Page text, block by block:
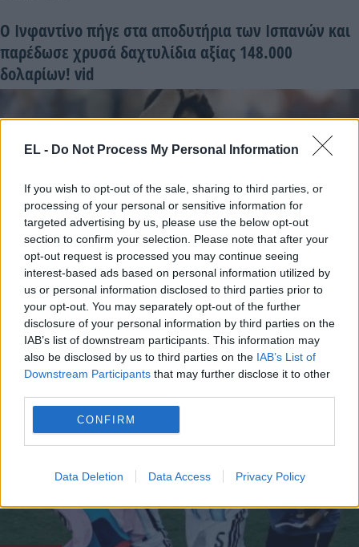
EL - Do Not Process My Personal Information
If you wish to opt-out of the sale, sharing to third parties, or
processing of your personal or sensitive information for
targeted advertising by us, please use the below opt-out
section to confirm your selection. Please note that after your
opt-out request is processed you may continue seeing
interest-based ads based on personal information utilized by
us or personal information disclosed to third parties prior to
your opt-out. You may separately opt-out of the further
disclosure of your personal information by third parties on the
IAB’s list of downstream participants. This information may
also be disclosed by us to third parties on the IAB’s List of
Downstream Participants that may further disclose it to other
CONFIRM
Data Deletion Data Access Privacy Policy
Ο Ινφαντίνο πήγε στα αποδυτήρια των Ισπανών και
παρέδωσε χρυσά δαχτυλίδια αξίας 148.000
δολαρίων! vid
ΑΡΓΕΝΤΙΝΗ
20 Ιουλίου - 09:59
«Πονάει η ψυχή μου»: Ο Σκαλόνι αποχώρησε με
κλάματα από την συνέντευξη Τύπου, vid